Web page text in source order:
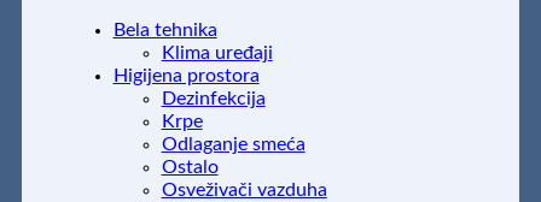
Bela tehnika
Klima uređaji
Higijena prostora
Dezinfekcija
Krpe
Odlaganje smeća
Ostalo
Osveživači vazduha